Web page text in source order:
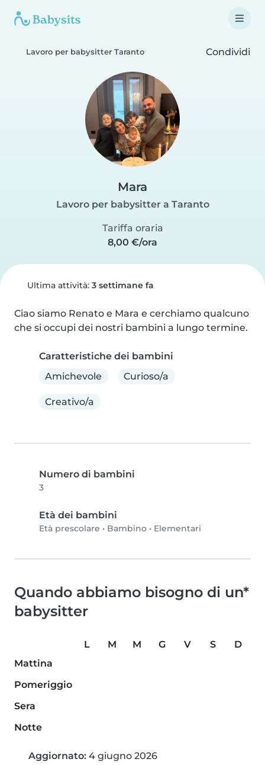
Lavoro per babysitter Taranto Condividi
Mara
Lavoro per babysitter a Taranto
Tariffa oraria
8,00 €/ora
Ultima attività: 3 settimane fa
Ciao siamo Renato e Mara e cerchiamo qualcuno
che si occupi dei nostri bambini a lungo termine.
Caratteristiche dei bambini
Amichevole
Curioso/a
Creativo/a
Numero di bambini
3
Età dei bambini
Età prescolare • Bambino • Elementari
Quando abbiamo bisogno di un*
babysitter
L M M G V S
D
Mattina
Pomeriggio
Sera
Notte
Aggiornato: 4 giugno 2026